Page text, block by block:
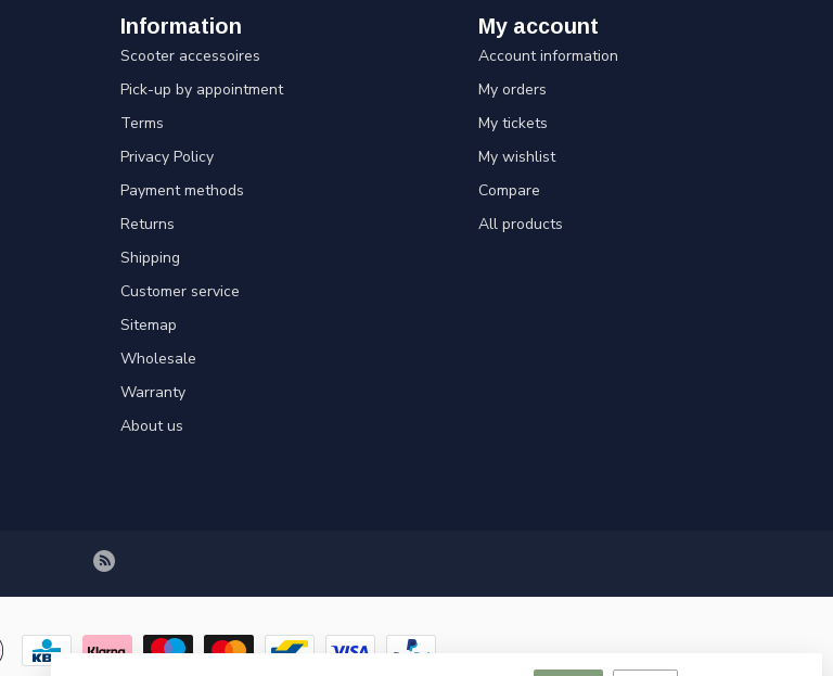
Information
Scooter accessoires
Pick-up by appointment
Terms
Privacy Policy
Payment methods
Returns
Shipping
Customer service
Sitemap
Wholesale
Warranty
About us
My account
Account information
My orders
My tickets
My wishlist
Compare
All products